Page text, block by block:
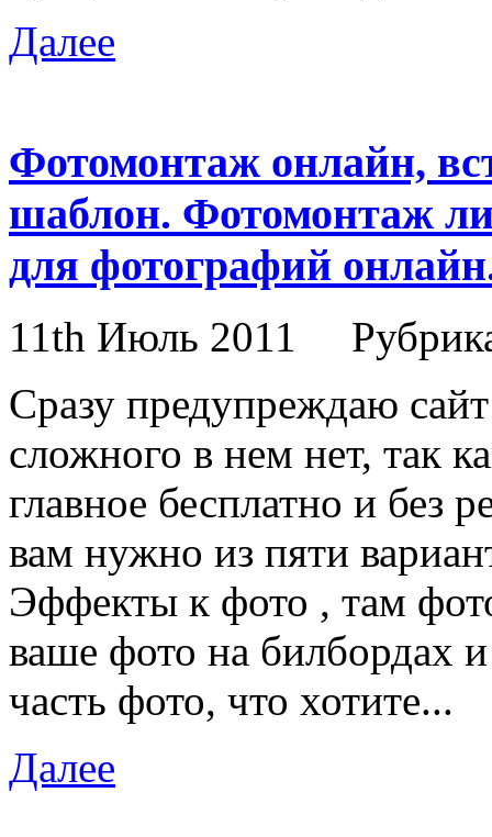
Далее
Фотомонтаж онлайн,
шаблон. Фотомонтаж
для фотографий
11th Июль 2011
Сразу предупреждаю
сложного в нем нет, так
главное бесплатно и без
вам нужно из пяти
Эффекты к фото , там
ваше фото на билбордах
часть фото, что хотите...
Далее